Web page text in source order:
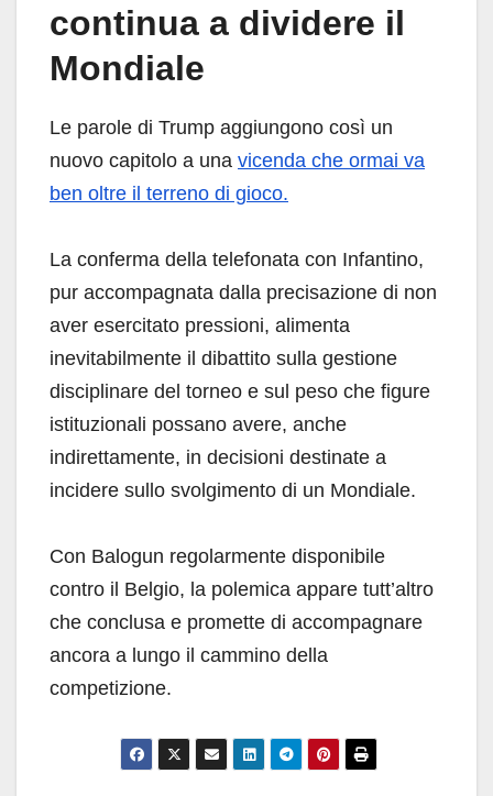
continua a dividere il
Mondiale
Le parole di Trump aggiungono così un
nuovo capitolo a una vicenda che ormai va
ben oltre il terreno di gioco.
La conferma della telefonata con Infantino,
pur accompagnata dalla precisazione di non
aver esercitato pressioni, alimenta
inevitabilmente il dibattito sulla gestione
disciplinare del torneo e sul peso che figure
istituzionali possano avere, anche
indirettamente, in decisioni destinate a
incidere sullo svolgimento di un Mondiale.
Con Balogun regolarmente disponibile
contro il Belgio, la polemica appare tutt’altro
che conclusa e promette di accompagnare
ancora a lungo il cammino della
competizione.